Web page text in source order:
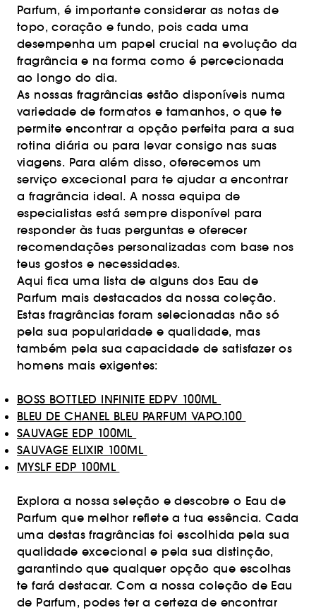
Parfum, é importante considerar as notas de
topo, coração e fundo, pois cada uma
desempenha um papel crucial na evolução da
fragrância e na forma como é percecionada
ao longo do dia.
As nossas fragrâncias estão disponíveis numa
variedade de formatos e tamanhos, o que te
permite encontrar a opção perfeita para a sua
rotina diária ou para levar consigo nas suas
viagens. Para além disso, oferecemos um
serviço excecional para te ajudar a encontrar
a fragrância ideal. A nossa equipa de
especialistas está sempre disponível para
responder às tuas perguntas e oferecer
recomendações personalizadas com base nos
teus gostos e necessidades.
Aqui fica uma lista de alguns dos Eau de
Parfum mais destacados da nossa coleção.
Estas fragrâncias foram selecionadas não só
pela sua popularidade e qualidade, mas
também pela sua capacidade de satisfazer os
homens mais exigentes:
BOSS BOTTLED INFINITE EDPV 100ML
BLEU DE CHANEL BLEU PARFUM VAPO.100
SAUVAGE EDP 100ML
SAUVAGE ELIXIR 100ML
MYSLF EDP 100ML
Explora a nossa seleção e descobre o Eau de
Parfum que melhor reflete a tua essência. Cada
uma destas fragrâncias foi escolhida pela sua
qualidade excecional e pela sua distinção,
garantindo que qualquer opção que escolhas
te fará destacar. Com a nossa coleção de Eau
de Parfum, podes ter a certeza de encontrar